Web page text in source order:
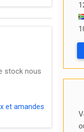
stock nous
et amandes